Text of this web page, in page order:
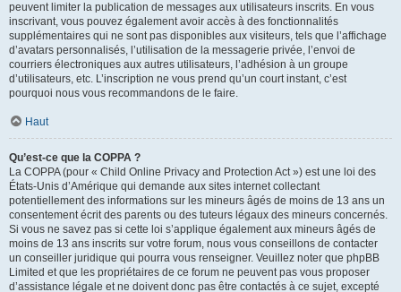
peuvent limiter la publication de messages aux utilisateurs inscrits. En vous
inscrivant, vous pouvez également avoir accès à des fonctionnalités
supplémentaires qui ne sont pas disponibles aux visiteurs, tels que l’affichage
d’avatars personnalisés, l’utilisation de la messagerie privée, l’envoi de
courriers électroniques aux autres utilisateurs, l’adhésion à un groupe
d’utilisateurs, etc. L’inscription ne vous prend qu’un court instant, c’est
pourquoi nous vous recommandons de le faire.
Haut
Qu’est-ce que la COPPA ?
La COPPA (pour « Child Online Privacy and Protection Act ») est une loi des
États-Unis d’Amérique qui demande aux sites internet collectant
potentiellement des informations sur les mineurs âgés de moins de 13 ans un
consentement écrit des parents ou des tuteurs légaux des mineurs concernés.
Si vous ne savez pas si cette loi s’applique également aux mineurs âgés de
moins de 13 ans inscrits sur votre forum, nous vous conseillons de contacter
un conseiller juridique qui pourra vous renseigner. Veuillez noter que phpBB
Limited et que les propriétaires de ce forum ne peuvent pas vous proposer
d’assistance légale et ne doivent donc pas être contactés à ce sujet, excepté